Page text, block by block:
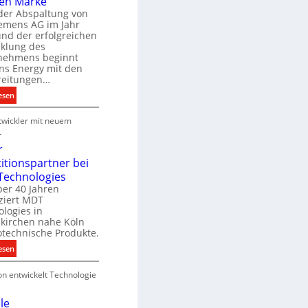
ek
Abspaltung von
AG im Jahr
der erfolgreichen
des
beginnt
Energy mit den
:
S
i
e
n
s
E
n
e
r
g
y
w
mit neuem
bei
40 Jahren
MDT
in
nahe Köln
Produkte.
:
N
e
entwickelt Technologie